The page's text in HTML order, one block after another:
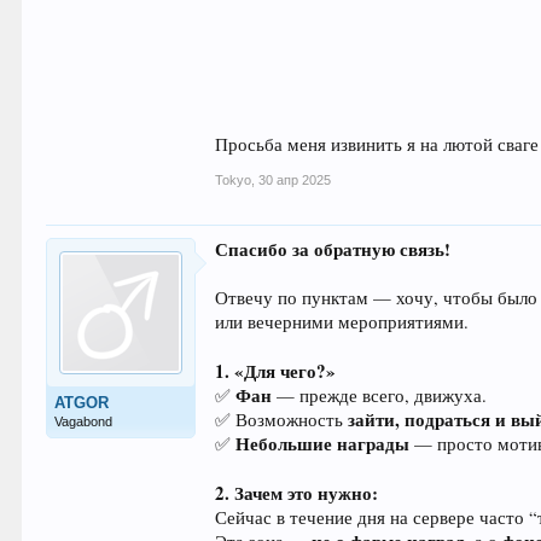
Просьба меня извинить я на лютой
Tokyo 30 апр 2025
ATGOR
Vagabond
Спасибо за обратную связь!
Отвечу по пунктам — хочу, чтобы было
или вечерними мероприятиями.
1. «Для чего?»
✅Фан — прежде всего, движуха.
✅ Возможностьзайти, подраться и
✅Небольшие награды — просто
2. Зачем это нужно:
Сейчас в течение дня на сервере